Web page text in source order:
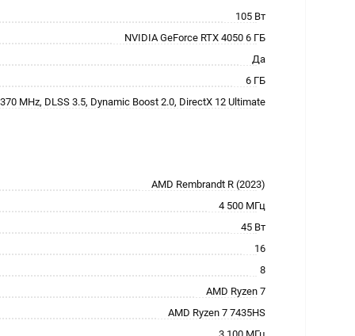
105 Вт
NVIDIA GeForce RTX 4050 6 ГБ
Да
6 ГБ
MHz, DLSS 3.5, Dynamic Boost 2.0, DirectX 12 Ultimate
AMD Rembrandt R (2023)
4 500 МГц
45 Вт
16
8
AMD Ryzen 7
AMD Ryzen 7 7435HS